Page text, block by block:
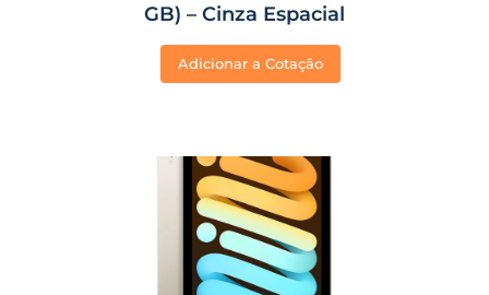
GB) – Cinza Espacial
Adicionar a Cotação